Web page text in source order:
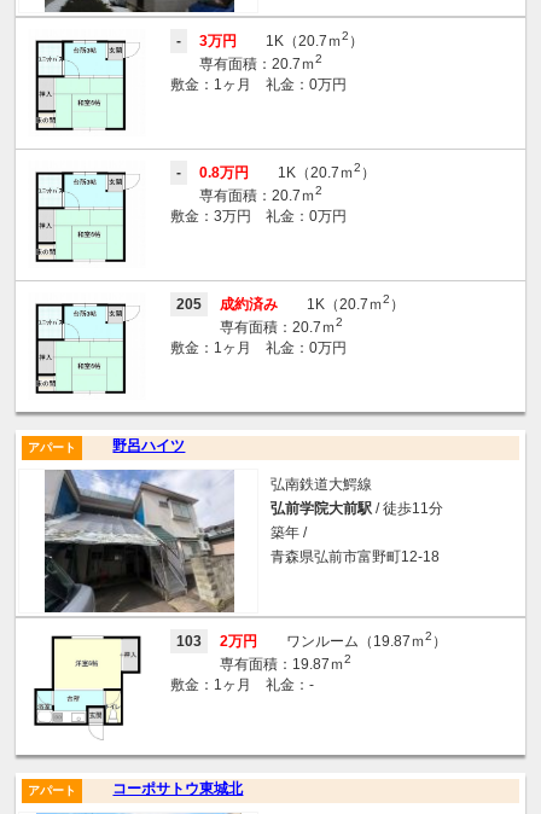
- 3万円 1K（20.7ｍ2 ）
専有面積：20.7ｍ2
敷金：1ヶ月 礼金：0万円
- 0.8万円 1K（20.7ｍ2 ）
専有面積：20.7ｍ2
敷金：3万円 礼金：0万円
205 成約済み 1K（20.7ｍ2 ）
専有面積：20.7ｍ2
敷金：1ヶ月 礼金：0万円
野呂ハイツ
アパート
弘南鉄道大鰐線
弘前学院大前駅 / 徒歩11分
築年 /
青森県弘前市富野町12-18
103 2万円 ワンルーム（19.87ｍ2 ）
専有面積：19.87ｍ2
敷金：1ヶ月 礼金：-
コーポサトウ東城北
アパート